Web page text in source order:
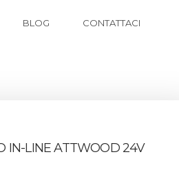
BLOG CONTATTACI
IN-LINE ATTWOOD 24V